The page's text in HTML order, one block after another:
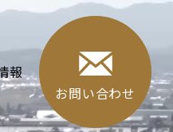
報
お問い合わせ